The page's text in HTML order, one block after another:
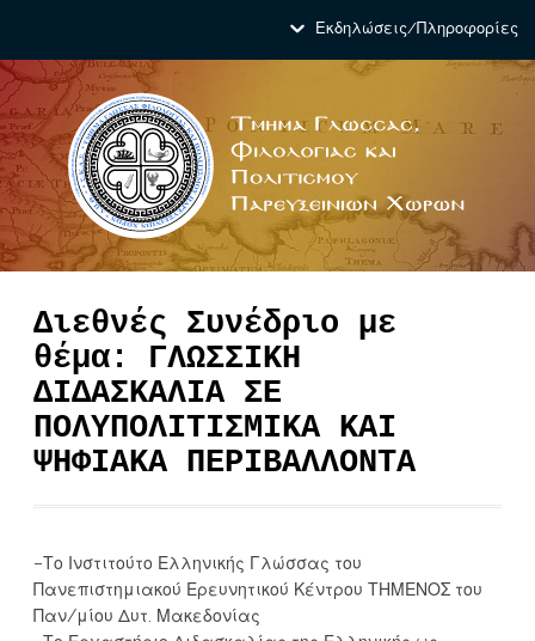
Εκδηλώσεις/Πληροφορίες
Διεθνές Συνέδριο με
θέμα: ΓΛΩΣΣΙΚΗ
ΔΙΔΑΣΚΑΛΙΑ ΣΕ
ΠΟΛΥΠΟΛΙΤΙΣΜΙΚΑ ΚΑΙ
ΨΗΦΙΑΚΑ ΠΕΡΙΒΑΛΛΟΝΤΑ
–Το Ινστιτούτο Ελληνικής Γλώσσας του
Πανεπιστημιακού Ερευνητικού Κέντρου ΤΗΜΕΝΟΣ του
Παν/μίου Δυτ. Μακεδονίας